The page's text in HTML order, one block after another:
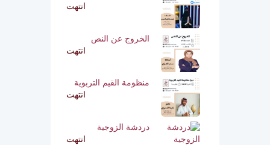
انتهت
الخروج عن النص
انتهت
منظومة القيم التربوية
انتهت
دردشة الزوجية
انتهت